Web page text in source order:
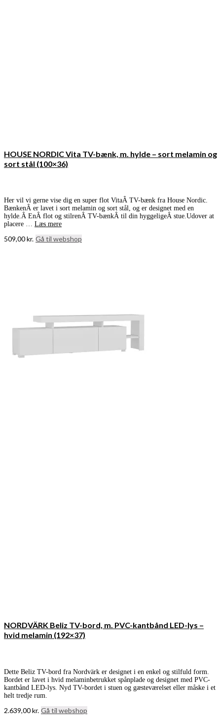
HOUSE NORDIC Vita TV-bænk, m. hylde – sort melamin og
sort stål (100×36)
Her vil vi gerne vise dig en super flot VitaÂ TV-bænk fra House Nordic.
BænkenÂ er lavet i sort melamin og sort stål, og er designet med en
hylde.Â EnÂ flot og stilrenÂ TV-bænkÂ til din hyggeligeÂ stue.Udover at
placere … Læs mere
509,00kr. Gå til webshop
NORDVÄRK Beliz TV-bord, m. PVC-kantbånd LED-lys –
hvid melamin (192×37)
Dette Beliz TV-bord fra Nordvärk er designet i en enkel og stilfuld form.
Bordet er lavet i hvid melaminbetrukket spånplade og designet med PVC-
kantbånd LED-lys. Nyd TV-bordet i stuen og gæsteværelset eller måske i et
helt tredje rum.
2.639,00kr. Gå til webshop